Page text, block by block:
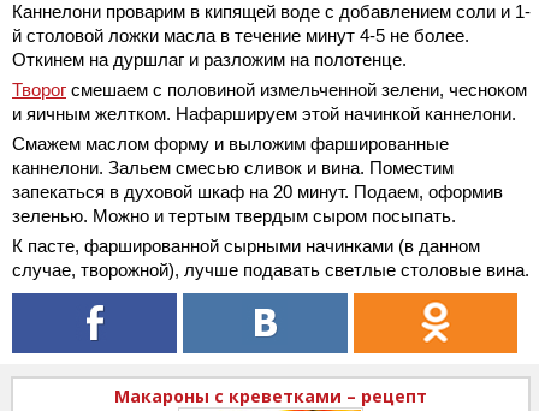
Каннелони проварим в кипящей воде с добавлением соли и 1-
й столовой ложки масла в течение минут 4-5 не более.
Откинем на дуршлаг и разложим на полотенце.
Творог смешаем с половиной измельченной зелени, чесноком
и яичным желтком. Нафаршируем этой начинкой каннелони.
Смажем маслом форму и выложим фаршированные
каннелони. Зальем смесью сливок и вина. Поместим
запекаться в духовой шкаф на 20 минут. Подаем, оформив
зеленью. Можно и тертым твердым сыром посыпать.
К пасте, фаршированной сырными начинками (в данном
случае, творожной), лучше подавать светлые столовые вина.
Макароны с креветками – рецепт